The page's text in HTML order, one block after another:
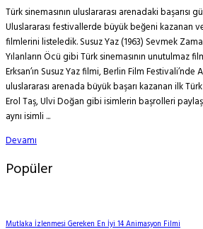
Türk sinemasının uluslararası arenadaki başarısı
Uluslararası festivallerde büyük beğeni kazanan
filmlerini listeledik. Susuz Yaz (1963) Sevmek
Yılanların Öcü gibi Türk sinemasının unutulmaz
Erksan’ın Susuz Yaz filmi, Berlin Film Festivali’nde
uluslararası arenada büyük başarı kazanan ilk
Erol Taş, Ulvi Doğan gibi isimlerin başrolleri
aynı isimli ...
Devamı
Popüler
Mutlaka İzlenmesi Gereken En İyi 14 Animasyon Filmi